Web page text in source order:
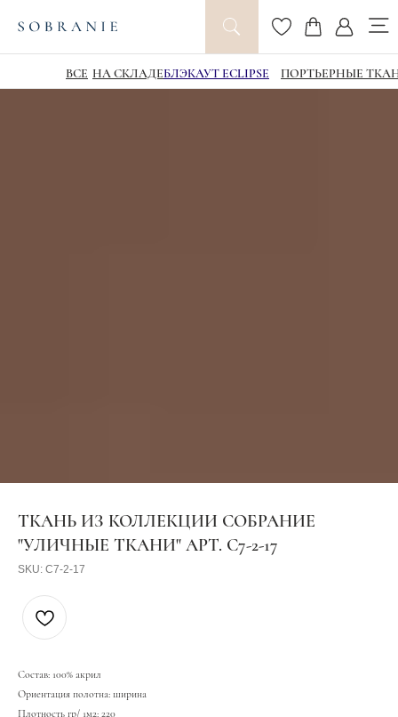
ВСЕ НА СКЛАДЕБЛЭКАУТ ECLIPSE ПОРТЬЕРНЫЕ
ТКАНЬ ИЗ КОЛЛЕКЦИИ СОБРАНИЕ
"УЛИЧНЫЕ ТКАНИ" АРТ. С7-2-17
SKU: С7-2-17
Состав: 100% акрил
Ориентация полотна: ширина
Плотность гр/ 1м2: 220